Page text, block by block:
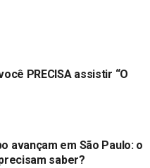
PRECISA assistir “O
avançam em São Paulo: o
saber?